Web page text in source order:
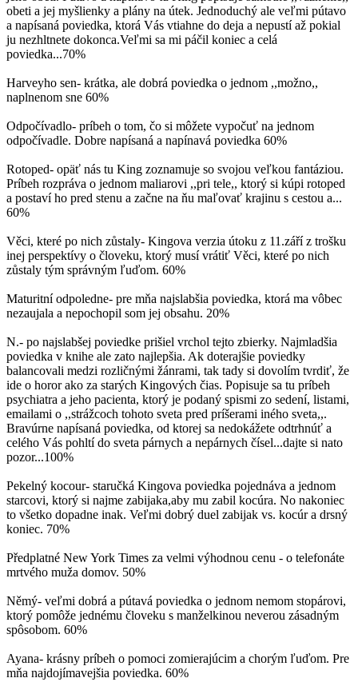
obeti a jej myšlienky a plány na útek. Jednoduchý ale veľmi pútavo
a napísaná poviedka, ktorá Vás vtiahne do deja a nepustí až pokial
ju nezhltnete dokonca.Veľmi sa mi páčil koniec a celá
poviedka...70%
Harveyho sen- krátka, ale dobrá poviedka o jednom ,,možno,,
naplnenom sne 60%
Odpočívadlo- príbeh o tom, čo si môžete vypočuť na jednom
odpočívadle. Dobre napísaná a napínavá poviedka 60%
Rotoped- opäť nás tu King zoznamuje so svojou veľkou fantáziou.
Príbeh rozpráva o jednom maliarovi ,,pri tele,, ktorý si kúpi rotoped
a postaví ho pred stenu a začne na ňu maľovať krajinu s cestou a...
60%
Věci, které po nich zůstaly- Kingova verzia útoku z 11.září z trošku
inej perspektívy o človeku, ktorý musí vrátiť Věci, které po nich
zůstaly tým správným ľuďom. 60%
Maturitní odpoledne- pre mňa najslabšia poviedka, ktorá ma vôbec
nezaujala a nepochopil som jej obsahu. 20%
N.- po najslabšej poviedke prišiel vrchol tejto zbierky. Najmladšia
poviedka v knihe ale zato najlepšia. Ak doterajšie poviedky
balancovali medzi rozličnými žánrami, tak tady si dovolím tvrdiť, že
ide o horor ako za starých Kingových čias. Popisuje sa tu príbeh
psychiatra a jeho pacienta, ktorý je podaný spismi zo sedení, listami,
emailami o ,,strážcoch tohoto sveta pred príšerami iného sveta,,.
Bravúrne napísaná poviedka, od ktorej sa nedokážete odtrhnúť a
celého Vás pohltí do sveta párnych a nepárnych čísel...dajte si nato
pozor...100%
Pekelný kocour- staručká Kingova poviedka pojednáva a jednom
starcovi, ktorý si najme zabijaka,aby mu zabil kocúra. No nakoniec
to všetko dopadne inak. Veľmi dobrý duel zabijak vs. kocúr a drsný
koniec. 70%
Předplatné New York Times za velmi výhodnou cenu - o telefonáte
mrtvého muža domov. 50%
Němý- veľmi dobrá a pútavá poviedka o jednom nemom stopárovi,
ktorý pomôže jednému človeku s manželkinou neverou zásadným
spôsobom. 60%
Ayana- krásny príbeh o pomoci zomierajúcim a chorým ľuďom. Pre
mňa najdojímavejšia poviedka. 60%